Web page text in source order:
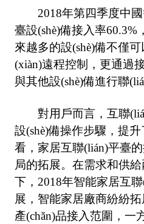
2018年第四季度中國
臺設(shè)備接入率60.3%
來越多的設(shè)備不僅
(xiàn)遠程控制，更通
與其他設(shè)備進行聯(lián)動
對用戶而言，互聯
設(shè)備操作步驟，
看，家居互聯(lián)平臺
局的拓展。在需求和
下，2018年智能家居
展，智能家居廠商紛紛
產(chǎn)品接入范圍，一